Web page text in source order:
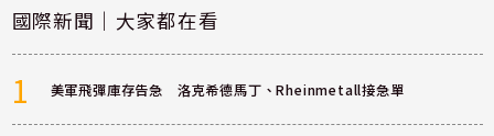
國際新聞｜大家都在看
1 美軍飛彈庫存告急 洛克希德馬丁、Rheinmetall接急單